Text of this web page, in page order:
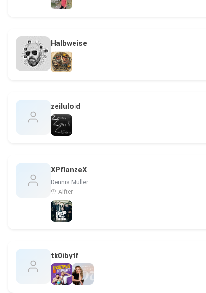
Halbweise
zeiluloid
XPflanzeX
Dennis Müller
Alfter
tk0ibyff